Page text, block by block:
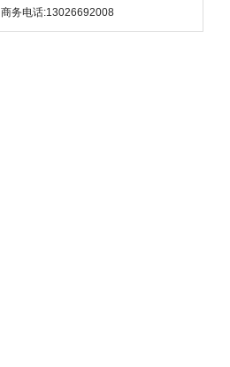
商务电话:13026692008